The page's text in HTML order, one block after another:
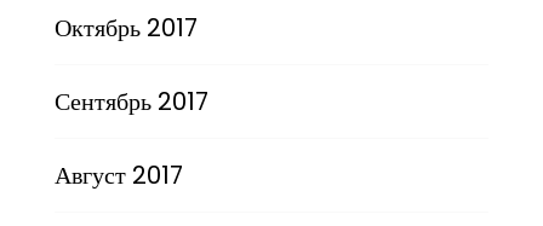
Октябрь 2017
Сентябрь 2017
Август 2017